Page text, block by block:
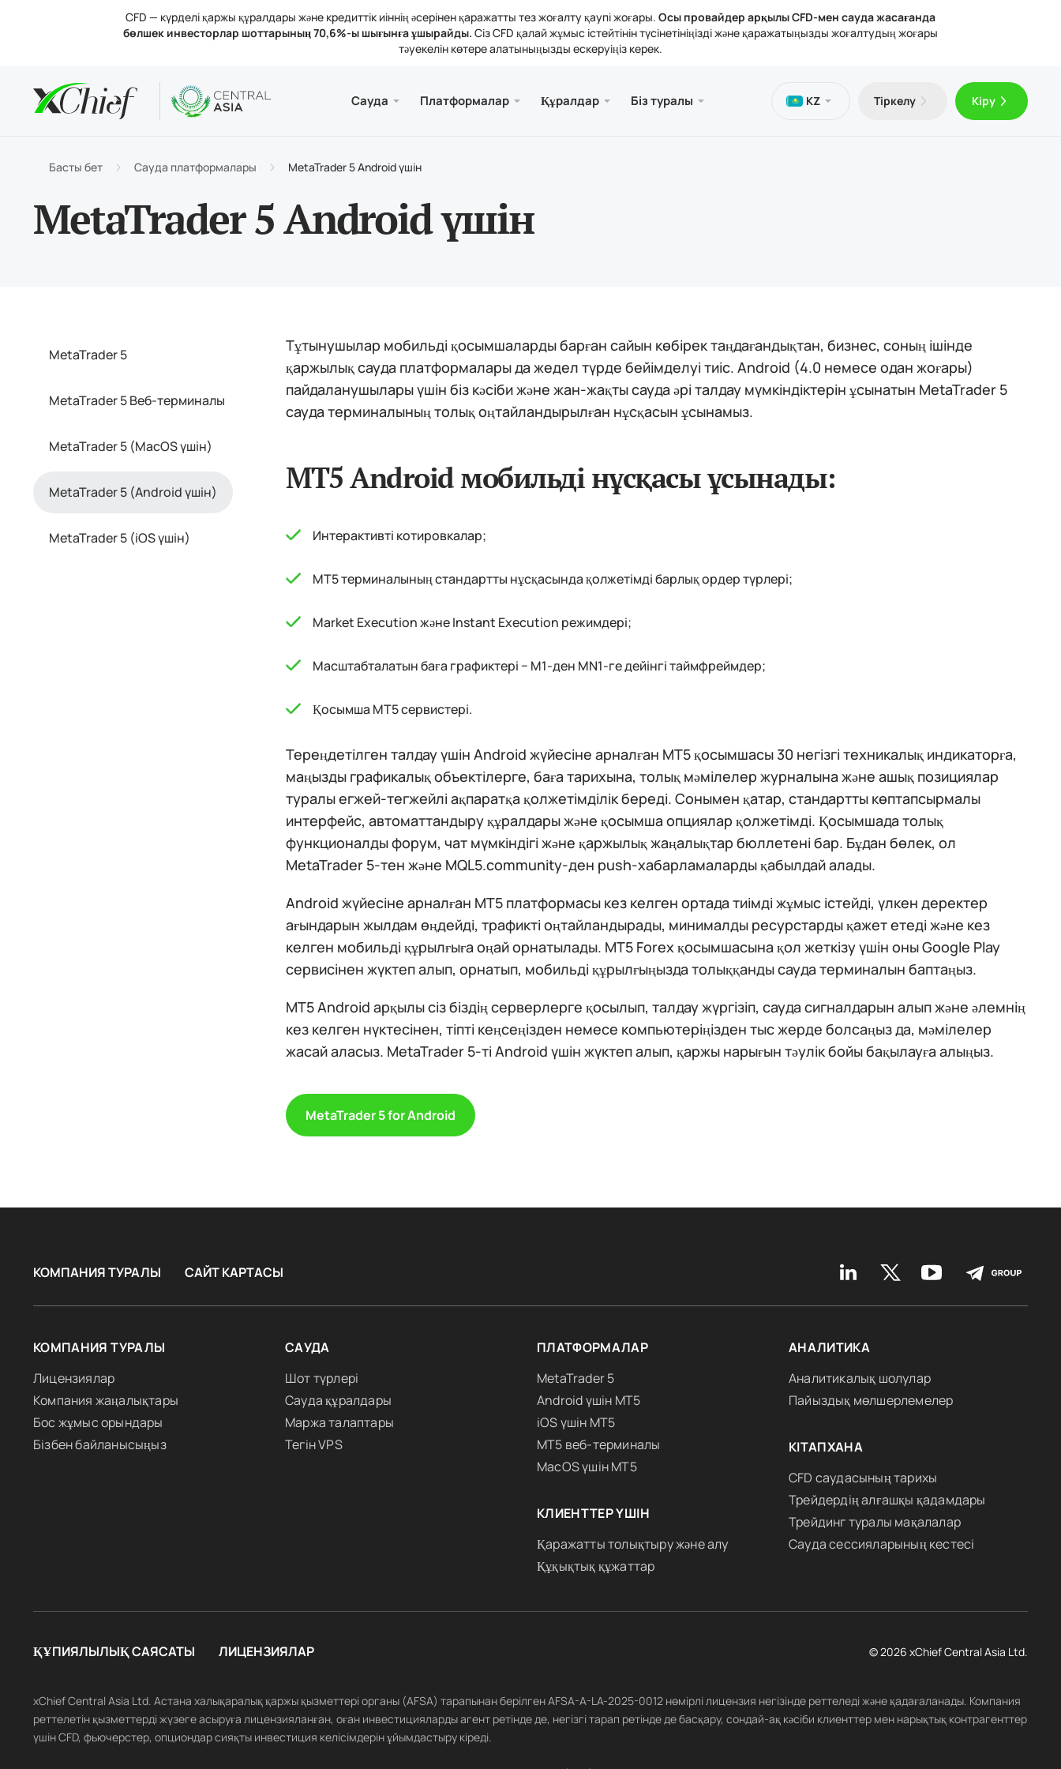
CFD — күрделі қаржы құралдары және кредиттік иіннің әсерінен қаражатты тез жоғалту қаупі жоғары. Осы провайдер арқылы CFD-мен сауда жасағанда
бөлшек инвесторлар шоттарының 70,6%-ы шығынға ұшырайды. Сіз CFD қалай жұмыс істейтінін түсінетініңізді және қаражатыңызды жоғалтудың жоғары
тәуекелін көтере алатыныңызды ескеруіңіз керек.
Сауда
Сауда құралдары
Платформалар
Үстелдік және веб.
MetaTrader 5 Веб-терминалы
MetaTrader 5 (Android үшін)
Құралдар
Аналитика
Пайыздық мөлшерлемелер
Трейдинг туралы мақалалар
Біз туралы
Компания туралы
Компания жаңалықтары
Құқықтық құжаттар
KZ Тіркелу Кіру
Басты бет Сауда платформалары MetaTrader 5 Android үшін
MetaTrader 5 Android үшін
MetaTrader 5
MetaTrader 5 Веб-терминалы
MetaTrader 5 (MacOS үшін)
MetaTrader 5 (Android үшін)
MetaTrader 5 (iOS үшін)
Тұтынушылар мобильді қосымшаларды барған сайын көбірек таңдағандықтан, бизнес, соның ішінде
қаржылық сауда платформалары да жедел түрде бейімделуі тиіс. Android (4.0 немесе одан жоғары)
пайдаланушылары үшін біз кәсіби және жан-жақты сауда әрі талдау мүмкіндіктерін ұсынатын MetaTrader 5
сауда терминалының толық оңтайландырылған нұсқасын ұсынамыз.
MT5 Android мобильді нұсқасы ұсынады:
Интерактивті котировкалар;
MT5 терминалының стандартты нұсқасында қолжетімді барлық ордер түрлері;
Market Execution және Instant Execution режимдері;
Масштабталатын баға графиктері − M1-ден MN1-ге дейінгі таймфреймдер;
Қосымша MT5 сервистері.
Тереңдетілген талдау үшін Android жүйесіне арналған MT5 қосымшасы 30 негізгі техникалық индикаторға,
маңызды графикалық объектілерге, баға тарихына, толық мәмілелер журналына және ашық позициялар
туралы егжей-тегжейлі ақпаратқа қолжетімділік береді. Сонымен қатар, стандартты көптапсырмалы
интерфейс, автоматтандыру құралдары және қосымша опциялар қолжетімді. Қосымшада толық
функционалды форум, чат мүмкіндігі және қаржылық жаңалықтар бюллетені бар. Бұдан бөлек, ол
MetaTrader 5-тен және MQL5.community-ден push-хабарламаларды қабылдай алады.
Android жүйесіне арналған MT5 платформасы кез келген ортада тиімді жұмыс істейді, үлкен деректер
ағындарын жылдам өңдейді, трафикті оңтайландырады, минималды ресурстарды қажет етеді және кез
келген мобильді құрылғыға оңай орнатылады. MT5 Forex қосымшасына қол жеткізу үшін оны Google Play
сервисінен жүктеп алып, орнатып, мобильді құрылғыңызда толыққанды сауда терминалын баптаңыз.
MT5 Android арқылы сіз біздің серверлерге қосылып, талдау жүргізіп, сауда сигналдарын алып және әлемнің
кез келген нүктесінен, тіпті кеңсеңізден немесе компьютеріңізден тыс жерде болсаңыз да, мәмілелер
жасай аласыз. MetaTrader 5-ті Android үшін жүктеп алып, қаржы нарығын тәулік бойы бақылауға алыңыз.
MetaTrader 5 for Android
КОМПАНИЯ ТУРАЛЫ САЙТ КАРТАСЫ
КОМПАНИЯ ТУРАЛЫ
Лицензиялар
Компания жаңалықтары
Бос жұмыс орындары
Бізбен байланысыңыз
САУДА
Шот түрлері
Сауда құралдары
Маржа талаптары
Тегін VPS
ПЛАТФОРМАЛАР
MetaTrader 5
Android үшін MT5
iOS үшін MT5
MT5 веб-терминалы
MacOS үшін MT5
КЛИЕНТТЕР ҮШІН
Қаражатты толықтыру және алу
Құқықтық құжаттар
АНАЛИТИКА
Аналитикалық шолулар
Пайыздық мөлшерлемелер
КІТАПХАНА
CFD саудасының тарихы
Трейдердің алғашқы қадамдары
Трейдинг туралы мақалалар
Сауда сессияларының кестесі
ҚҰПИЯЛЫЛЫҚ САЯСАТЫ ЛИЦЕНЗИЯЛАР © 2026 xChief Central Asia Ltd.
xChief Central Asia Ltd. Астана халықаралық қаржы қызметтері органы (AFSA) тарапынан берілген AFSA-A-LA-2025-0012 нөмірлі лицензия негізінде реттеледі және қадағаланады. Компания
реттелетін қызметтерді жүзеге асыруға лицензияланған, оған инвестицияларды агент ретінде де, негізгі тарап ретінде де басқару, сондай-ақ кәсіби клиенттер мен нарықтық контрагенттер
үшін CFD, фьючерстер, опциондар сияқты инвестиция келісімдерін ұйымдастыру кіреді.